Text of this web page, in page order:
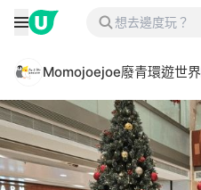
Momojoejoe廢青環遊世界